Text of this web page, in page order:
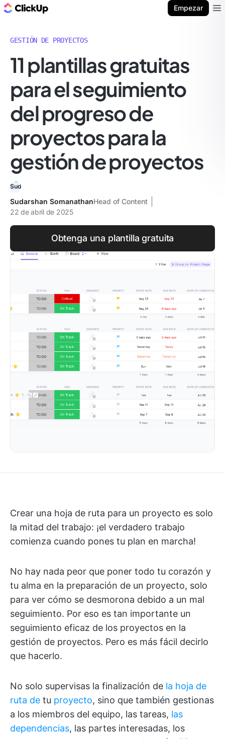
Empezar
GESTIÓN DE PROYECTOS
11 plantillas gratuitas
para el seguimiento
del progreso de
proyectos para la
gestión de proyectos
Sudarshan SomanathanHead of Content
22 de abril de 2025
Obtenga una plantilla gratuita
Crear una hoja de ruta para un proyecto es solo
la mitad del trabajo: ¡el verdadero trabajo
comienza cuando pones tu plan en marcha!
No hay nada peor que poner todo tu corazón y
tu alma en la preparación de un proyecto, solo
para ver cómo se desmorona debido a un mal
seguimiento. Por eso es tan importante un
seguimiento eficaz de los proyectos en la
gestión de proyectos. Pero es más fácil decirlo
que hacerlo.
No solo supervisas la finalización de la hoja de
ruta de tu proyecto, sino que también gestionas
a los miembros del equipo, las tareas, las
dependencias, las partes interesadas, los